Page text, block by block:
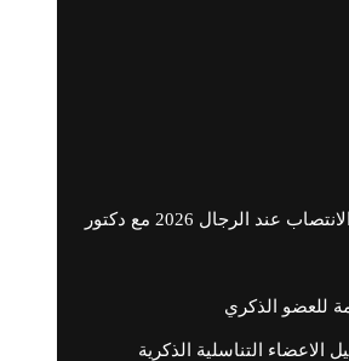
علاج ضعف الانتصاب عند الرجال 2026 مع دكتور
للعضو الذكري
الاعضاء التناسلية الذكرية